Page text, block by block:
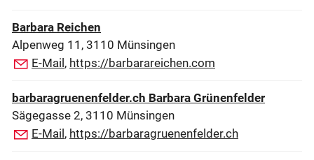
Barbara Reichen
Alpenweg 11, 3110 Münsingen
E-Mail, https://barbarareichen.com
barbaragruenenfelder.ch Barbara Grünenfelder
Sägegasse 2, 3110 Münsingen
E-Mail, https://barbaragruenenfelder.ch